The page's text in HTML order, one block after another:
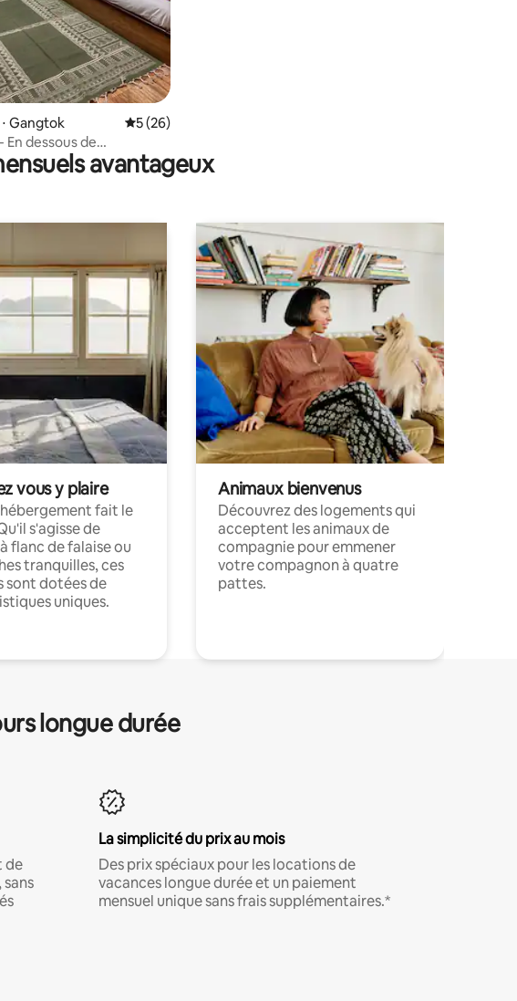
Gangtok Évaluation moyenne sur la base de 26 commentaires : 5 sur 5
5 (26)
En dessous de
avantageux
vous y plaire
fait le
s'agisse de
flanc de falaise ou
tranquilles, ces
sont dotées de
uniques.
Animaux bienvenus
Découvrez des logements qui
acceptent les animaux de
compagnie pour emmener
votre compagnon à quatre
pattes.
longue durée
de
La simplicité du prix au mois
Des prix spéciaux pour les locations de
vacances longue durée et un paiement
mensuel unique sans frais supplémentaires.*